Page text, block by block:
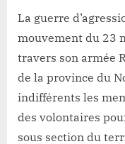
La guerre
mouvement du 23
travers son armée
de la province du
indifférents les
des volontaires
sous section du